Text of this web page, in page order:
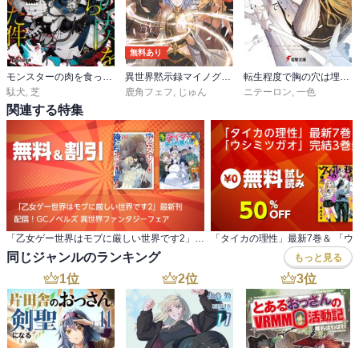
駄犬 芝
無料あり
鹿角フェフ
じゅん
ニテーロン 一色
関連する特集
同じジャンルのランキング もっと見る
1位 2位 3位